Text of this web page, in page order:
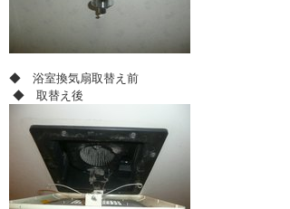
◆ 浴室換気扇取替え前
◆ 取替え後